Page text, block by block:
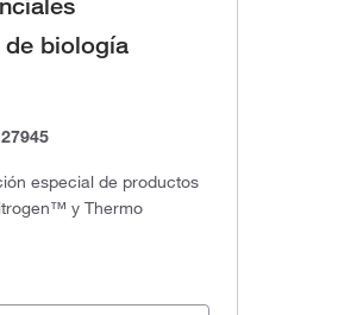
biología
27945
especial de productos
y Thermo